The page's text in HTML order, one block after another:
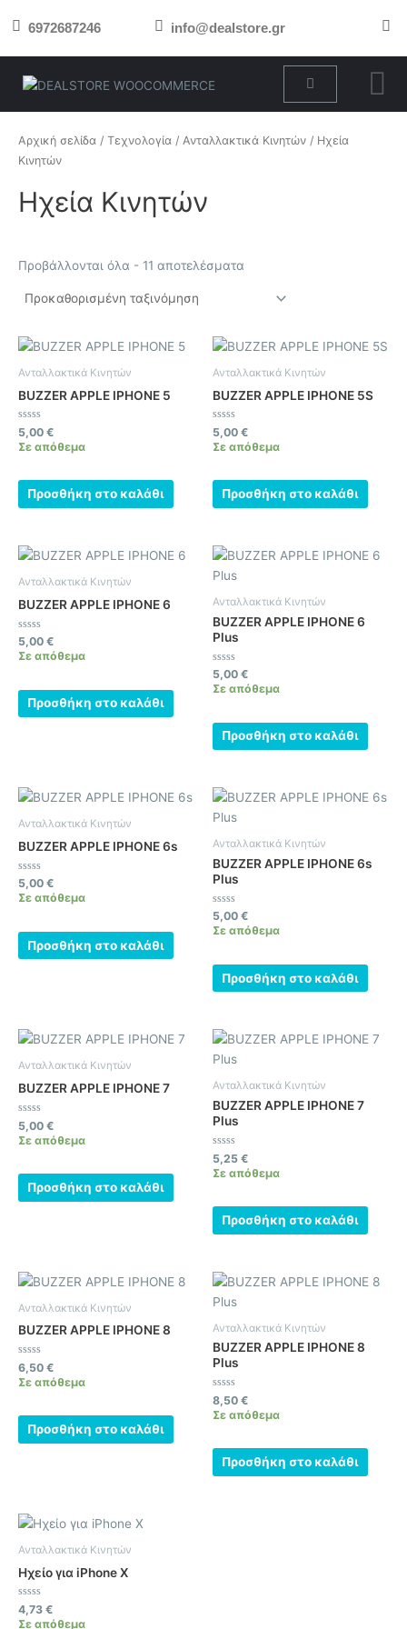
στο 6972687246 info@dealstore.gr
Cart
Αρχική σελίδα / Τεχνολογία / Ανταλλακτικά Κινητών / Ηχεία
Κινητών
Ηχεία Κινητών
Προβάλλονται όλα - 11 αποτελέσματα
Ανταλλακτικά Κινητών
BUZZER APPLE IPHONE 5
Βαθμολογήθηκε
με
0
5,00 €
Σε απόθεμα
Προσθήκη στο καλάθι
Ανταλλακτικά Κινητών
BUZZER APPLE IPHONE 5S
Βαθμολογήθηκε
με
0
5,00 €
Σε απόθεμα
Προσθήκη στο καλάθι
Ανταλλακτικά Κινητών
BUZZER APPLE IPHONE 6
Βαθμολογήθηκε
με
0
5,00 €
Σε απόθεμα
Προσθήκη στο καλάθι
Ανταλλακτικά Κινητών
BUZZER APPLE IPHONE 6
Plus
Βαθμολογήθηκε
με
0
5,00 €
Σε απόθεμα
Προσθήκη στο καλάθι
Ανταλλακτικά Κινητών
BUZZER APPLE IPHONE 6s
Βαθμολογήθηκε
με
0
5,00 €
Σε απόθεμα
Προσθήκη στο καλάθι
Ανταλλακτικά Κινητών
BUZZER APPLE IPHONE 6s
Plus
Βαθμολογήθηκε
με
0
5,00 €
Σε απόθεμα
Προσθήκη στο καλάθι
Ανταλλακτικά Κινητών
BUZZER APPLE IPHONE 7
Βαθμολογήθηκε
με
0
5,00 €
Σε απόθεμα
Προσθήκη στο καλάθι
Ανταλλακτικά Κινητών
BUZZER APPLE IPHONE 7
Plus
Βαθμολογήθηκε
με
0
5,25 €
Σε απόθεμα
Προσθήκη στο καλάθι
Ανταλλακτικά Κινητών
BUZZER APPLE IPHONE 8
Βαθμολογήθηκε
με
0
6,50 €
Σε απόθεμα
Προσθήκη στο καλάθι
Ανταλλακτικά Κινητών
BUZZER APPLE IPHONE 8
Plus
Βαθμολογήθηκε
με
0
8,50 €
Σε απόθεμα
Προσθήκη στο καλάθι
Ανταλλακτικά Κινητών
Ηχείο για iPhone X
Βαθμολογήθηκε
με
4,73 €
Σε απόθεμα